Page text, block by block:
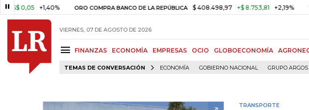
0,05 +1,40% ORO COMPRA BANCO DE LA REPÚBLICA $ 408.498,97 +$ 8.753,81 +2,19% TASA
VIERNES, 07 DE AGOSTO DE 2026
FINANZAS ECONOMÍA EMPRESAS OCIO GLOBOECONOMÍA
TEMAS DE CONVERSACIÓN ECONOMÍA GOBIERNO NACIONAL GRUPO ARGOS
TRANSPORTE